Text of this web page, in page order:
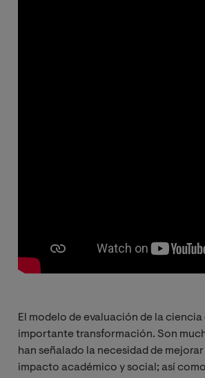
El modelo de evaluación de la
importante transformación. Son
han señalado la necesidad de
impacto académico y social; así